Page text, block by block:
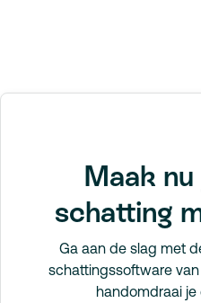
Maak
schatting
Ga aan de slag met
schattingssoftware
handomdraai je